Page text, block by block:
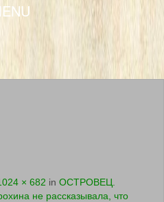
× 682 in ОСТРОВЕЦ.
не рассказывала, что